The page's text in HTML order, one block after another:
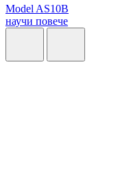
Model AS10B
научи повече